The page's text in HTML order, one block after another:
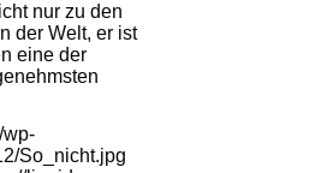
nur zu den
der Welt, er ist
eine der
wp-
So_nicht.jpg